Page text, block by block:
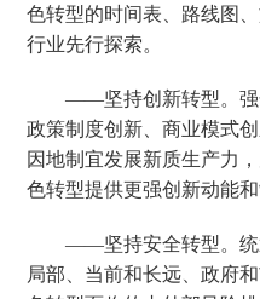
色转型的时间表、路线图
行业先行探索。
——坚持创新转型。强
政策制度创新、商业模式
因地制宜发展新质生产力
色转型提供更强创新动能和
——坚持安全转型。统
局部、当前和长远、政府